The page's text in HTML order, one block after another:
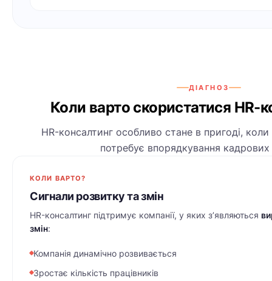
ДІАГНОЗ
Коли варто скористатися HR-
HR-консалтинг особливо стане в пригоді,
потребує впорядкування кадрових
КОЛИ ВАРТО?
Сигнали розвитку та змін
HR-консалтинг підтримує компанії, у яких з’являються
змін:
Компанія динамічно розвивається
Зростає кількість працівників